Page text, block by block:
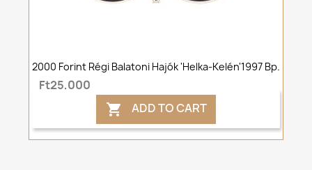
2000 Forint Régi Balatoni Hajók 'Helka-Kelén'1997 Bp.
Ft25,000
 ADD TO CART